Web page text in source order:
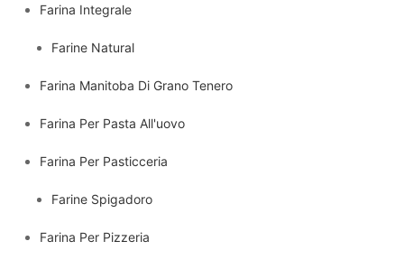
Farina Integrale
Farine Natural
Farina Manitoba Di Grano Tenero
Farina Per Pasta All'uovo
Farina Per Pasticceria
Farine Spigadoro
Farina Per Pizzeria